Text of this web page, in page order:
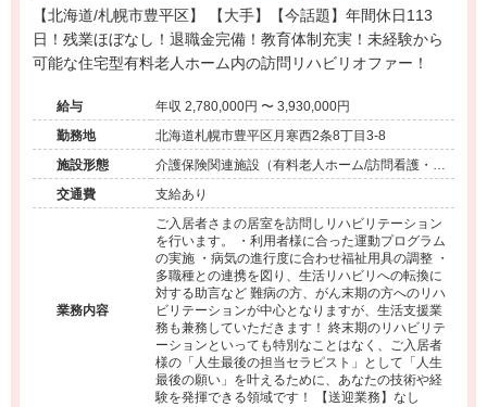
【北海道/札幌市豊平区】 【大手】【今話題】年間休日113
日！残業ほぼなし！退職金完備！教育体制充実！未経験から
可能な住宅型有料老人ホーム内の訪問リハビリオファー！
給与
年収 2,780,000円 〜 3,930,000円
勤務地
北海道札幌市豊平区月寒西2条8丁目3-8
施設形態
介護保険関連施設（有料老人ホーム/訪問看護・リ
ハ）
交通費 支給あり
業務内容
ご入居者さまの居室を訪問しリハビリテーション
を行います。 ・利用者様に合った運動プログラム
の実施 ・病気の進行度に合わせ福祉用具の調整 ・
多職種との連携を図り、生活リハビリへの転換に
対する助言など 難病の方、がん末期の方へのリハ
ビリテーションが中心となりますが、生活支援業
務も兼務していただきます！ 終末期のリハビリテ
ーションといっても特別なことはなく、ご入居者
様の「人生最後の担当セラピスト」として「人生
最後の願い」を叶えるために、あなたの技術や経
験を発揮できる領域です！ 【送迎業務】なし